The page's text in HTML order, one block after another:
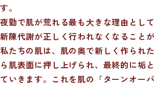
す。
夜勤で肌が荒れる最も大きな理由とし
新陳代謝が正しく行われなくなること
私たちの肌は、肌の奥で新しく作られ
ら肌表面に押し上げられ、最終的に垢
ていきます。これを肌の「ターンオー